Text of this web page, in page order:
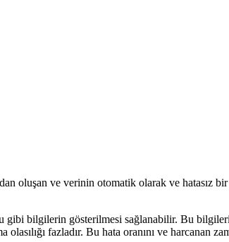
oluşan ve verinin otomatik olarak ve hatasız
bilgilerin gösterilmesi sağlanabilir. Bu
fazladır. Bu hata oranını ve harcanan